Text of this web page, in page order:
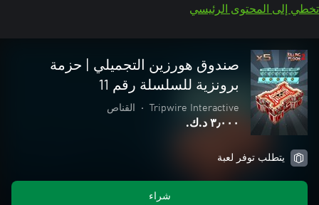
تخطي إلى المحتوى الرئيسي
صندوق هورزين التجميلي | حزمة
برونزية للسلسلة رقم 11
Tripwire Interactive
• القناص
٣٫٠٠٠ د.ك.‏
يتطلب توفر لعبة
شراء